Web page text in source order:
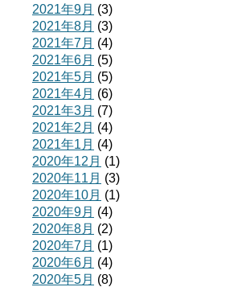
2021年9月 (3)
2021年8月 (3)
2021年7月 (4)
2021年6月 (5)
2021年5月 (5)
2021年4月 (6)
2021年3月 (7)
2021年2月 (4)
2021年1月 (4)
2020年12月 (1)
2020年11月 (3)
2020年10月 (1)
2020年9月 (4)
2020年8月 (2)
2020年7月 (1)
2020年6月 (4)
2020年5月 (8)